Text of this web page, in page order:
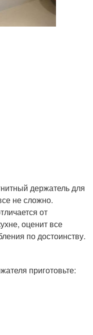
держатель для
не сложно.
от
оценит все
по достоинству.
приготовьте: